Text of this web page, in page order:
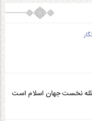
نخست جهان اسلام است